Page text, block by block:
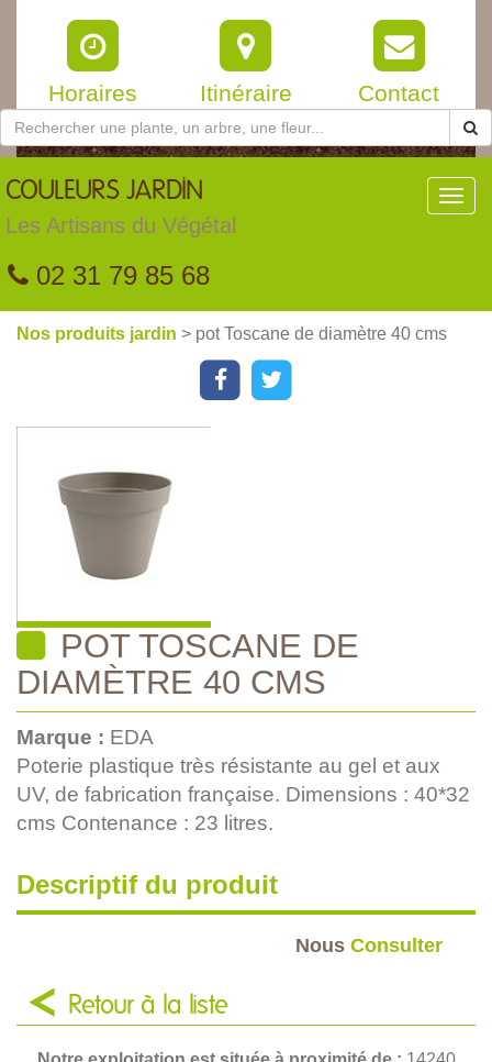
Horaires Itinéraire Contact
COULEURS JARDIN
Les Artisans du Végétal
02 31 79 85 68
Nos produits jardin > pot Toscane de diamètre 40 cms
POT TOSCANE DE
DIAMÈTRE 40 CMS
Marque : EDA
Poterie plastique très résistante au gel et aux
UV, de fabrication française. Dimensions : 40*32
cms Contenance : 23 litres.
Descriptif du produit
Nous Consulter
Retour à la liste